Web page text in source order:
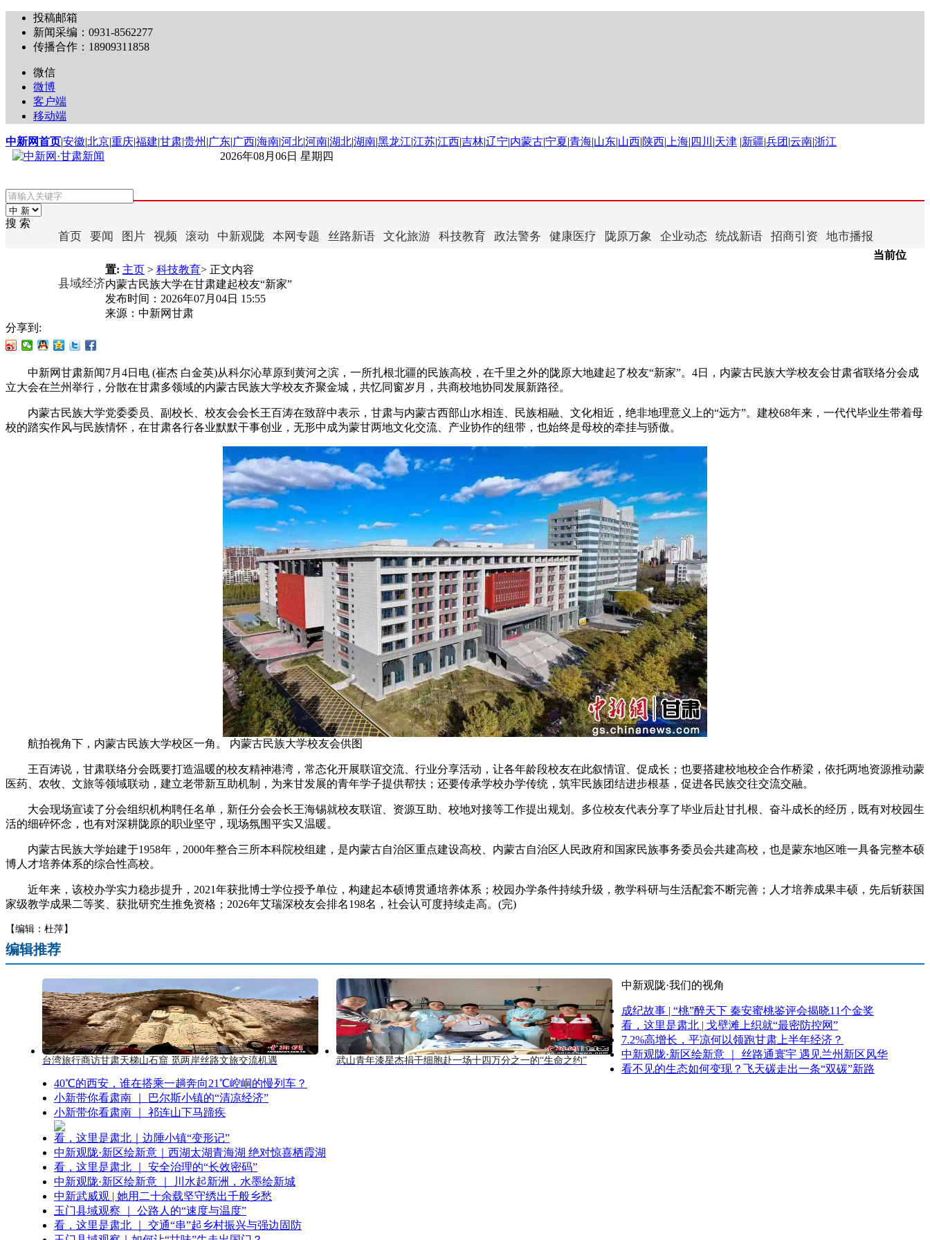
投稿邮箱
新闻采编：0931-8562277
传播合作：18909311858
微信
微博
客户端
移动端
中新网首页|安徽|北京|重庆|福建|甘肃|贵州 |广东|广西|海南|河北|河南|湖北|湖南|黑龙江|江苏|江西|吉林|辽宁|内蒙古|宁夏|青海|山东|山西|陕西| 上海| 四川 |天津 |新疆|兵团 |云南|浙江
2026年08月06日 星期四
搜 索
首页 要闻 图片 视频 滚动 中新观陇 本网专题 丝路新语 文化旅游 科技教育 政法警务 健康医疗 陇原万象 企业动态 统战新语 招商引资 地市播报
县域经济
当前位
置: 主页 > 科技教育> 正文内容
内蒙古民族大学在甘肃建起校友“新家”
发布时间： 2026年07月04日 15:55
来源： 中新网甘肃
分享到:
中新网甘肃新闻7月4日电 (崔杰 白金英)从科尔沁草原到黄河之滨，一所扎根北疆的民族高校，在千里之外的陇原大地建起了校友“新家”。4日，内蒙古民族大学校友会甘肃省联络分会成
立大会在兰州举行，分散在甘肃多领域的内蒙古民族大学校友齐聚金城，共忆同窗岁月，共商校地协同发展新路径。
内蒙古民族大学党委委员、副校长、校友会会长王百涛在致辞中表示，甘肃与内蒙古西部山水相连、民族相融、文化相近，绝非地理意义上的“远方”。建校68年来，一代代毕业生带着母
校的踏实作风与民族情怀，在甘肃各行各业默默干事创业，无形中成为蒙甘两地文化交流、产业协作的纽带，也始终是母校的牵挂与骄傲。
航拍视角下，内蒙古民族大学校区一角。 内蒙古民族大学校友会供图
王百涛说，甘肃联络分会既要打造温暖的校友精神港湾，常态化开展联谊交流、行业分享活动，让各年龄段校友在此叙情谊、促成长；也要搭建校地校企合作桥梁，依托两地资源推动蒙
医药、农牧、文旅等领域联动，建立老带新互助机制，为来甘发展的青年学子提供帮扶；还要传承学校办学传统，筑牢民族团结进步根基，促进各民族交往交流交融。
大会现场宣读了分会组织机构聘任名单，新任分会会长王海锡就校友联谊、资源互助、校地对接等工作提出规划。多位校友代表分享了毕业后赴甘扎根、奋斗成长的经历，既有对校园生
活的细碎怀念，也有对深耕陇原的职业坚守，现场氛围平实又温暖。
内蒙古民族大学始建于1958年，2000年整合三所本科院校组建，是内蒙古自治区重点建设高校、内蒙古自治区人民政府和国家民族事务委员会共建高校，也是蒙东地区唯一具备完整本硕
博人才培养体系的综合性高校。
近年来，该校办学实力稳步提升，2021年获批博士学位授予单位，构建起本硕博贯通培养体系；校园办学条件持续升级，教学科研与生活配套不断完善；人才培养成果丰硕，先后斩获国
家级教学成果二等奖、获批研究生推免资格；2026年艾瑞深校友会排名198名，社会认可度持续走高。(完)
【编辑：杜萍】
编辑推荐
台湾旅行商访甘肃天梯山石窟 觅两岸丝路文旅交流机遇 武山青年漆星杰捐干细胞赴一场十四万分之一的“生命之约”
中新观陇·我们的视角
成纪故事 | “桃”醉天下 秦安蜜桃鉴评会揭晓11个金奖
看，这里是肃北 | 戈壁滩上织就“最密防控网”
7.2%高增长，平凉何以领跑甘肃上半年经济？
中新观陇·新区绘新意 ｜ 丝路通寰宇 遇见兰州新区风华
看不见的生态如何变现？飞天碳走出一条“双碳”新路
40℃的西安，谁在搭乘一趟奔向21℃崆峒的慢列车？
小新带你看肃南 ｜ 巴尔斯小镇的“清凉经济”
小新带你看肃南 ｜ 祁连山下马蹄疾
看，这里是肃北｜边陲小镇“变形记”
中新观陇·新区绘新意｜西湖太湖青海湖 绝对惊喜栖霞湖
看，这里是肃北 ｜ 安全治理的“长效密码”
中新观陇·新区绘新意 ｜ 川水起新洲，水墨绘新城
中新武威观 | 她用二十余载坚守绣出千般乡愁
玉门县域观察 ｜ 公路人的“速度与温度”
看，这里是肃北 ｜ 交通“串”起乡村振兴与强边固防